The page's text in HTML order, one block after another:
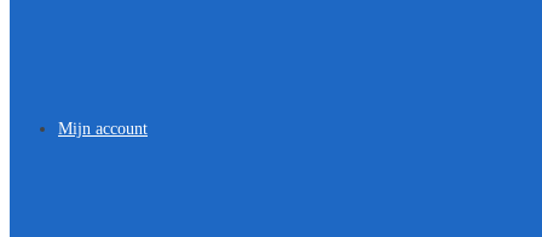
Mijn account